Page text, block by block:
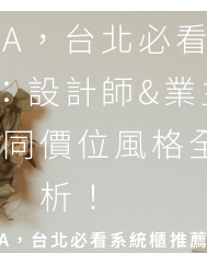
，台北必
設計師&業
價位風格
析！
，台北必看系統櫃推